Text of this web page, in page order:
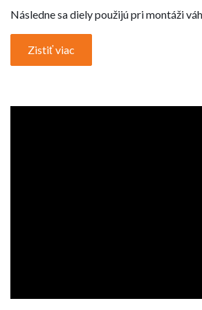
Následne sa diely použijú pri montáži
Zistiť viac